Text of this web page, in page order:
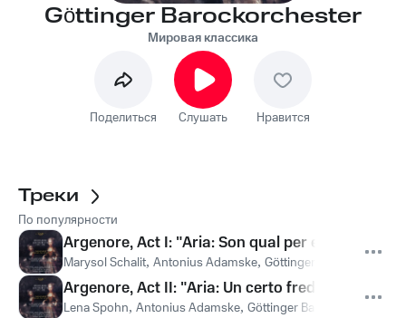
Göttinger Barockorchester
Мировая классика
Поделиться Слушать Нравится
Треки
По популярности
Argenore, Act I: "Aria: Son qual per erma
Marysol Schalit, Antonius Adamske, Göttinger
Argenore, Act II: "Aria: Un certo freddo orrore"
Lena Spohn, Antonius Adamske, Göttinger Barockorchester